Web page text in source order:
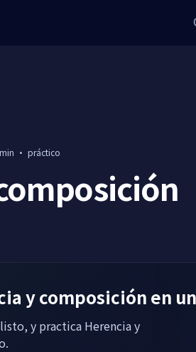
·práctico
y composición en
y practica Herencia y